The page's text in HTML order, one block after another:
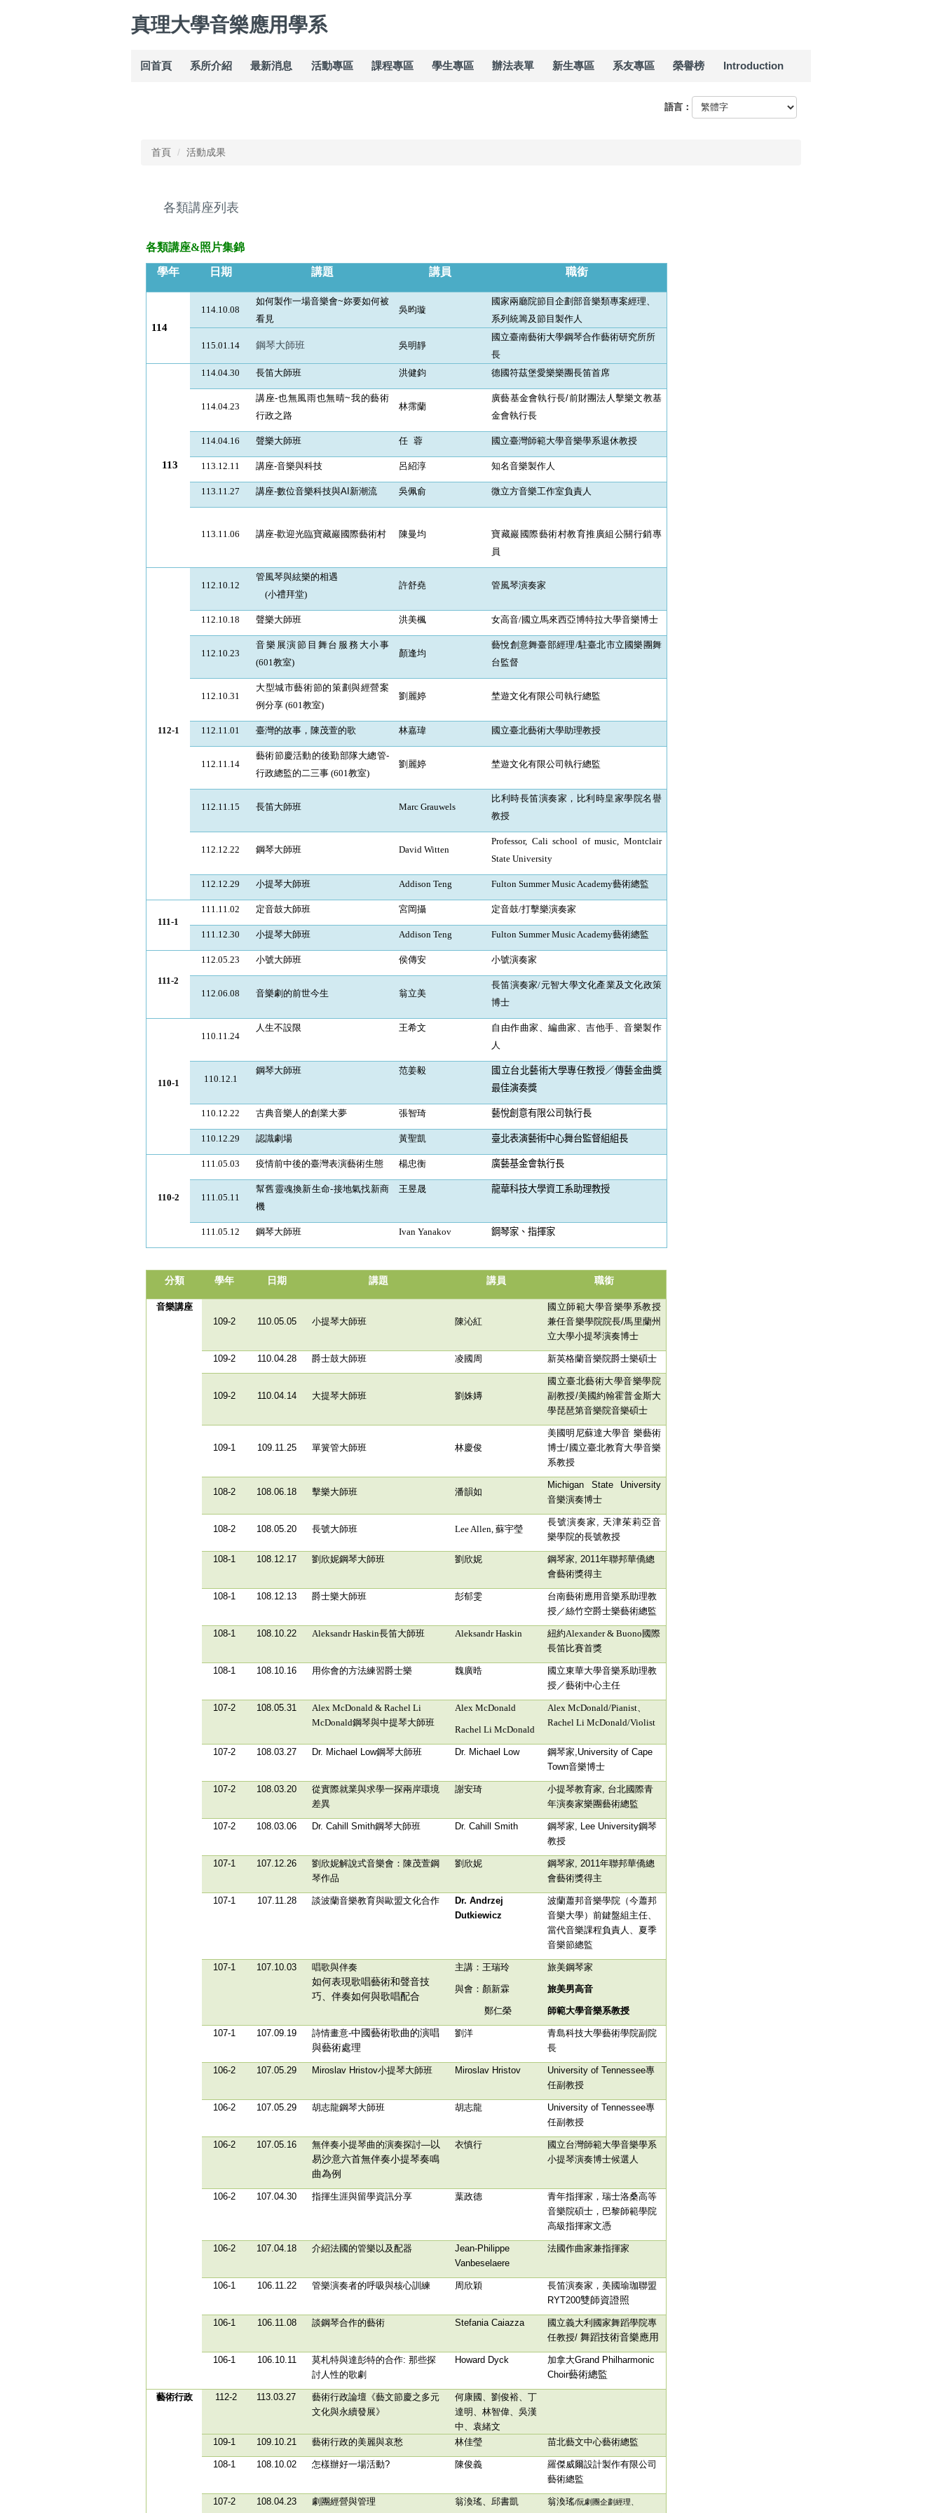
真理大學音樂應用學系
回首頁 系所介紹 最新消息 活動專區 課程專區 學生專區 辦法表單 新生專區 系友專區 榮譽榜 Introduction
語言：
首頁 活動成果
各類講座列表
各類講座&照片集錦
學年 日期 講題 講員 職銜
114
114.10.08
如何製作一場音樂會~妳要如何被
看見
吳昀璇
國家兩廳院節目企劃部音樂類專案經理、
系列統籌及節目製作人
115.01.14 鋼琴大師班 吳明靜
國立臺南藝術大學鋼琴合作藝術研究所所
長
113
114.04.30 長笛大師班 洪健鈞 德國符茲堡愛樂樂團長笛首席
114.04.23
講座-也無風雨也無晴~我的藝術
行政之路
林霈蘭
廣藝基金會執行長/前財團法人擊樂文教基
金會執行長
114.04.16 聲樂大師班 任 蓉 國立臺灣師範大學音樂學系退休教授
113.12.11 講座-音樂與科技 呂紹淳 知名音樂製作人
113.11.27 講座-數位音樂科技與AI新潮流 吳佩俞 微立方音樂工作室負責人
113.11.06 講座-歡迎光臨寶藏巖國際藝術村 陳曼均
寶藏巖國際藝術村教育推廣組公關行銷專
員
112-1
112.10.12
管風琴與絃樂的相遇
(小禮拜堂)
許舒堯 管風琴演奏家
112.10.18 聲樂大師班 洪美楓 女高音/國立馬來西亞博特拉大學音樂博士
112.10.23
音樂展演節目舞台服務大小事
(601 教室)
顏逢均
藝悅創意舞臺部經理/駐臺北市立國樂團舞
台監督
112.10.31
大型城市藝術節的策劃與經營案
例分享 (601 教室)
劉麗婷 埜遊文化有限公司執行總監
112.11.01 臺灣的故事，陳茂萱的歌 林嘉瑋 國立臺北藝術大學助理教授
112.11.14
藝術節慶活動的後勤部隊大總管-
行政總監的二三事 (601 教室)
劉麗婷 埜遊文化有限公司執行總監
112.11.15 長笛大師班 Marc Grauwels
比利時長笛演奏家，比利時皇家學院名譽
教授
112.12.22 鋼琴大師班 David Witten
Professor, Cali school of music, Montclair
State University
112.12.29 小提琴大師班 Addison Teng Fulton Summer Music Academy藝術總監
111-1
111.11.02 定音鼓大師班 宮岡攝 定音鼓/打擊樂演奏家
111.12.30 小提琴大師班 Addison Teng Fulton Summer Music Academy藝術總監
111-2
112.05.23 小號大師班 侯傳安 小號演奏家
112.06.08 音樂劇的前世今生 翁立美
長笛演奏家/元智大學文化產業及文化政策
博士
110-1
110.11.24
人生不設限 王希文
自由作曲家、編曲家、吉他手、音樂製作
人
110.12.1
鋼琴大師班 范姜毅
國立台北藝術大學專任教授／傳藝金曲獎
最佳演奏獎
110.12.22 古典音樂人的創業大夢 張智琦 藝悅創意有限公司執行長
110.12.29 認識劇場 黃聖凱 臺北表演藝術中心舞台監督組組長
110-2
111.05.03 疫情前中後的臺灣表演藝術生態 楊忠衡 廣藝基金會執行長
111.05.11
幫舊靈魂換新生命-接地氣找新商
機
王昱晟 龍華科技大學資工系助理教授
111.05.12 鋼琴大師班 Ivan Yanakov 鋼琴家、指揮家
分類 學年 日期 講題 講員 職銜
音樂講座
109-2
110.05.05 小提琴大師班 陳沁紅
國立師範大學音樂學系教授
兼任音樂學院院長/馬里蘭州
立大學小提琴演奏博士
109-2 110.04.28 爵士鼓大師班 凌國周 新英格蘭音樂院爵士樂碩士
109-2 110.04.14 大提琴大師班 劉姝嫥
國立臺北藝術大學音樂學院
副教授/美國約翰霍普金斯大
學琵琶第音樂院音樂碩士
109-1 109.11.25 單簧管大師班 林慶俊
美國明尼蘇達大學音 樂藝術
博士/國立臺北教育大學音樂
系教授
108-2 108.06.18 擊樂大師班 潘韻如
Michigan State University
音樂演奏博士
108-2 108.05.20 長號大師班 Lee Allen,蘇宇瑩
長號演奏家
天津茱莉亞音
樂學院的長號教授
108-1 108.12.17 劉欣妮鋼琴大師班 劉欣妮 鋼琴家 , 2011年聯邦華僑總
會藝術獎得主
108-1 108.12.13 爵士樂大師班 彭郁雯
台南藝術應用音樂系助理教
授／絲竹空爵士樂藝術總監
108-1 108.10.22 Aleksandr Haskin長笛大師班 Aleksandr Haskin 紐約Alexander & Buono國際
長笛比賽首獎
108-1 108.10.16 用你會的方法練習爵士樂 魏廣晧
國立東華大學音樂系助理教
授／藝術中心主任
107-2 108.05.31
Alex McDonald & Rachel Li
McDonald鋼琴與中提琴大師班
Alex McDonald
Rachel Li McDonald
Alex McDonald/Pianist
Rachel Li McDonald/Violist
107-2 108.03.27 Dr. Michael Low鋼琴大師班 Dr. Michael Low 鋼琴家 ,University of Cape
Town音樂博士
107-2 108.03.20
從實際就業與求學一探兩岸環境
差異
謝安琦 小提琴教育家
台北國際青
年演奏家樂團藝術總監
107-2 108.03.06 Dr. Cahill Smith鋼琴大師班 Dr. Cahill Smith 鋼琴家 , Lee University鋼琴
教授
107-1 107.12.26
劉欣妮解說式音樂會：陳茂萱鋼
琴作品
劉欣妮 鋼琴家 , 2011年聯邦華僑總
會藝術獎得主
107-1 107.11.28 談波蘭音樂教育與歐盟文化合作
Dr. Andrzej
Dutkiewicz
波蘭蕭邦音樂學院（今蕭邦
音樂大學）前鍵盤組主任、
當代音樂課程負責人、夏季
音樂節總監
107-1 107.10.03 唱歌與伴奏
如何表現歌唱藝術和聲音技
巧、伴奏如何與歌唱配合
主講 ：王瑞玲
與會 ： 顏新霖
鄭仁榮
旅美鋼琴家
旅美男高音
師範大學音樂系教授
107-1 107.09.19 詩情畫意-中國藝術歌曲的演唱
與藝術處理
劉洋
青島科技大學藝術學院副院
長
106-2 107.05.29 Miroslav Hristov小提琴大師班 Miroslav Hristov University of Tennessee專
任副教授
106-2 107.05.29 胡志龍鋼琴大師班 胡志龍 University of Tennessee專
任副教授
106-2 107.05.16 無伴奏小提琴曲的演奏探討—以
易沙意六首無伴奏小提琴奏鳴
曲為例
衣慎行
國立台灣師範大學音樂學系
小提琴演奏博士候選人
106-2 107.04.30 指揮生涯與留學資訊分享 葉政德
青年指揮家，瑞士洛桑高等
音樂院碩士，巴黎師範學院
高級指揮家文憑
106-2 107.04.18 介紹法國的管樂以及配器
Jean-Philippe
Vanbeselaere
法國作曲家兼指揮家
106-1 106.11.22 管樂演奏者的呼吸與核心訓練 周欣穎
長笛演奏家，美國瑜珈聯盟
RYT200雙師資證照
106-1 106.11.08 談鋼琴合作的藝術 Stefania Caiazza
國立義大利國家舞蹈學院專
任教授/舞蹈技術音樂應用
106-1 106.10.11
莫札特與達彭特的合作: 那些探
討人性的歌劇
Howard Dyck
加拿大Grand Philharmonic
Choir藝術總監
藝術行政 112-2 113.03.27
藝術行政論壇《藝文節慶之多元
文化與永續發展》
何康國 、劉俊裕 、丁
達明 、林智偉 、吳漢
中 、袁緒文
109-1
109.10.21 藝術行政的美麗與哀愁 林佳瑩 苗北藝文中心藝術總監
108-1 108.10.02 怎樣辦好一場活動? 陳俊義
羅傑威爾設計製作有限公司
藝術總監
107-2 108.04.23 劇團經營與管理 翁渙瑤 邱書凱 翁渙瑤/阮劇團企劃經理、